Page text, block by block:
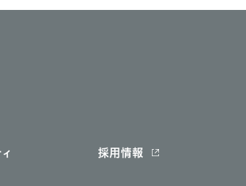
採用情報